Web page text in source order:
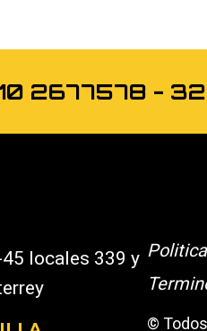
310 2677578 -
locales 339 y
©